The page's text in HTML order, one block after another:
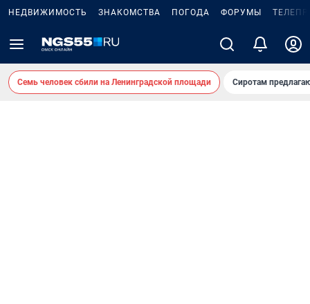
НЕДВИЖИМОСТЬ ЗНАКОМСТВА ПОГОДА ФОРУМЫ
Семь человек сбили на Ленинградской площади Сиротам